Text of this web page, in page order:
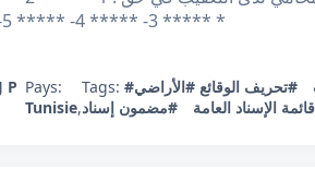
***** 3- ***** 4- ***** 5- ***** نائبهم الاستاذ ين *
J P Pays:
Tunisie,
Tags: #تحريف الوقائع #الأراضي
الإسناد العامة #مضمون إسناد